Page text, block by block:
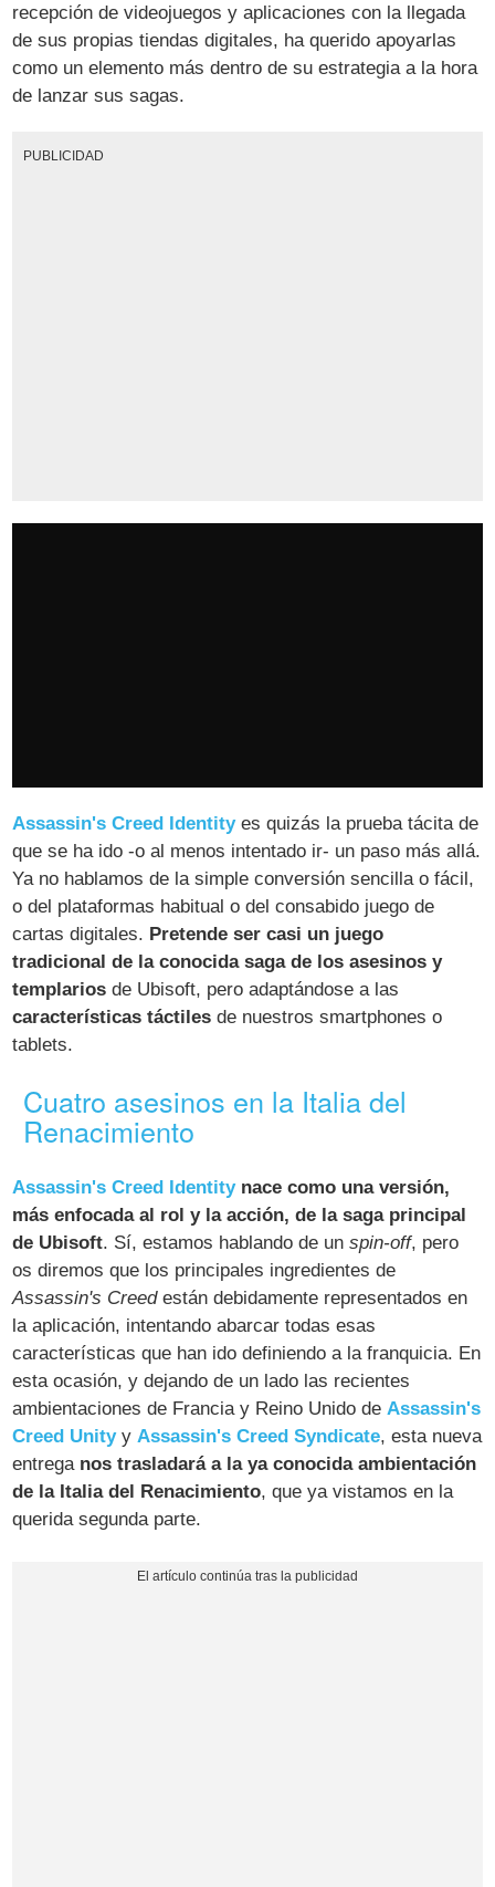
recepción de videojuegos y aplicaciones con la llegada
de sus propias tiendas digitales, ha querido apoyarlas
como un elemento más dentro de su estrategia a la hora
de lanzar sus sagas.
PUBLICIDAD
Assassin's Creed Identityes quizás la prueba tácita de
que se ha ido -o al menos intentado ir- un paso más allá.
Ya no hablamos de la simple conversión sencilla o fácil,
o del plataformas habitual o del consabido juego de
cartas digitales. Pretende ser casi un juego
tradicional de la conocida saga de los asesinos y
templarios de Ubisoft, pero adaptándose a las
características táctiles de nuestros smartphones o
tablets.
Cuatro asesinos en la Italia del
Renacimiento
Assassin's Creed Identity nace como una versión,
más enfocada al rol y la acción, de la saga principal
de Ubisoft. Sí, estamos hablando de unspin-off, pero
os diremos que los principales ingredientes de
Assassin's Creedestán debidamente representados en
la aplicación, intentando abarcar todas esas
características que han ido definiendo a la franquicia. En
esta ocasión, y dejando de un lado las recientes
ambientaciones de Francia y Reino Unido deAssassin's
Creed UnityyAssassin's Creed Syndicate, esta nueva
entrega nos trasladará a la ya conocida ambientación
de la Italia del Renacimiento, que ya vistamos en la
querida segunda parte.